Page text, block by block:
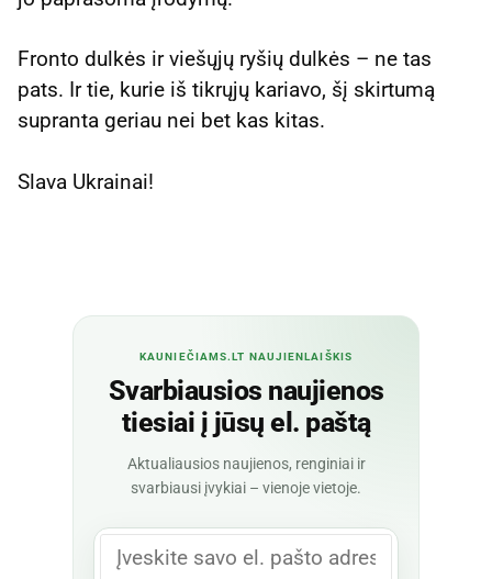
Fronto dulkės ir viešųjų ryšių dulkės – ne tas
pats. Ir tie, kurie iš tikrųjų kariavo, šį skirtumą
supranta geriau nei bet kas kitas.
Slava Ukrainai!
KAUNIEČIAMS.LT NAUJIENLAIŠKIS
Svarbiausios naujienos
tiesiai į jūsų el. paštą
Aktualiausios naujienos, renginiai ir
svarbiausi įvykiai – vienoje vietoje.